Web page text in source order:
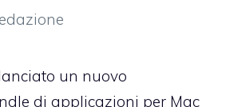
un nuovo
di applicazioni per Mac